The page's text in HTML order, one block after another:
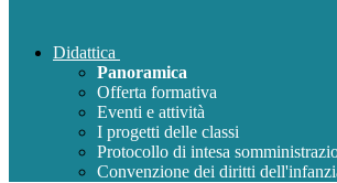
Didattica
Panoramica
Offerta formativa
Eventi e attività
I progetti delle classi
Protocollo di intesa
Convenzione dei diritti